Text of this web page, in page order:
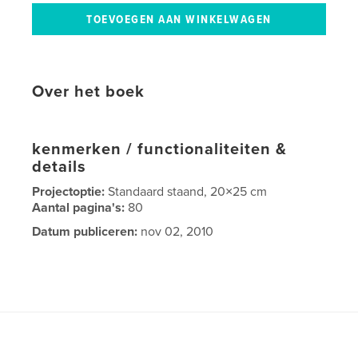
Over het boek
kenmerken / functionaliteiten &
details
Projectoptie:Standaard staand, 20×25 cm
Aantal pagina's: 80
Datum publiceren: nov 02, 2010